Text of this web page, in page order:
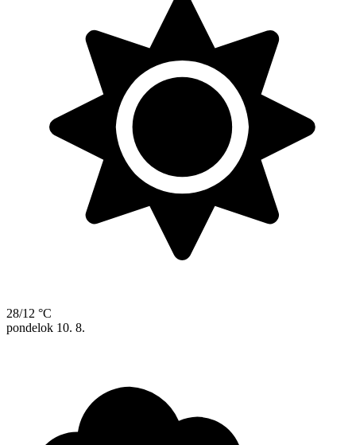
28/12 °C
pondelok 10. 8.